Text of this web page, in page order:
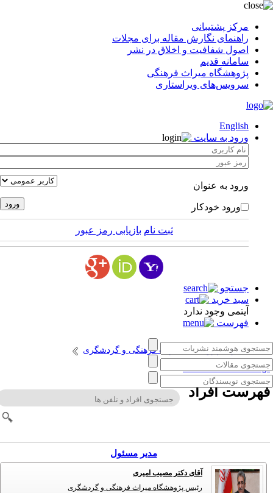
مرکز پشتیبانی
راهنمای نگارش مقاله برای مجلات
اصول شفافیت و اخلاق در نشر
سامانه قدیم
پژوهشگاه میراث فرهنگی
سرویس‌های ویراستاری
English
ورود به سایت
ورود به عنوان
ورود خودکار
ثبت نام بازیابی رمز عبور
جستجو
سبد خرید
آیتمی وجود ندارد
فهرست
انتشارات پژوهشگاه میراث فرهنگی و گردشگری
Persian Cultural
افراد
مدیر مسئول
آقای دکتر مصیب امیری
رئیس پژوهشگاه میراث فرهنگی و گردشگری